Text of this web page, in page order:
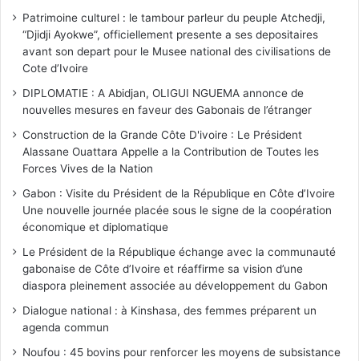
Patrimoine culturel : le tambour parleur du peuple Atchedji,
“Djidji Ayokwe”, officiellement presente a ses depositaires
avant son depart pour le Musee national des civilisations de
Cote d’Ivoire
DIPLOMATIE : A Abidjan, OLIGUI NGUEMA annonce de
nouvelles mesures en faveur des Gabonais de l’étranger
Construction de la Grande Côte D'ivoire : Le Président
Alassane Ouattara Appelle a la Contribution de Toutes les
Forces Vives de la Nation
Gabon : Visite du Président de la République en Côte d’Ivoire
Une nouvelle journée placée sous le signe de la coopération
économique et diplomatique
Le Président de la République échange avec la communauté
gabonaise de Côte d’Ivoire et réaffirme sa vision d’une
diaspora pleinement associée au développement du Gabon
Dialogue national : à Kinshasa, des femmes préparent un
agenda commun
Noufou : 45 bovins pour renforcer les moyens de subsistance